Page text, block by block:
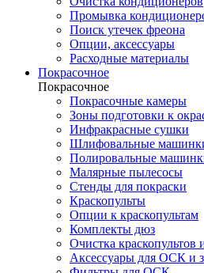
Промывка
Поиск утечек фреона
Опции, аксессуары
Расходные материалы
Покрасочное
Покрасочное
Покрасочные камеры
Зоны подготовки к
Инфракрасные сушки
Шлифовальные
Полировальные
Малярные пылесосы
Стенды для покраски
Краскопульты
Опции к краскопультам
Комплекты дюз
Очистка краскопультов
Аксессуары для ОСК и